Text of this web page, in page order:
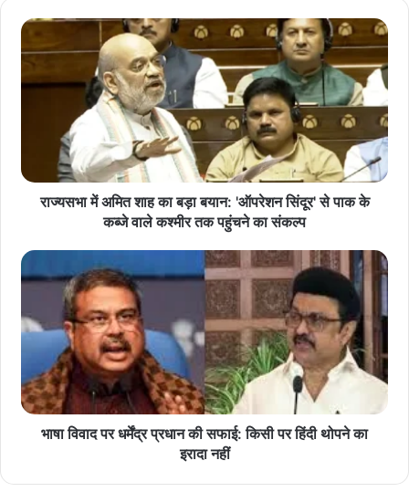
राज्यसभा में अमित शाह का बड़ा बयान: 'ऑपरेशन सिंदूर' से पाक के
कब्जे वाले कश्मीर तक पहुंचने का संकल्प
भाषा विवाद पर धर्मेंद्र प्रधान की सफाई: किसी पर हिंदी थोपने का
इरादा नहीं